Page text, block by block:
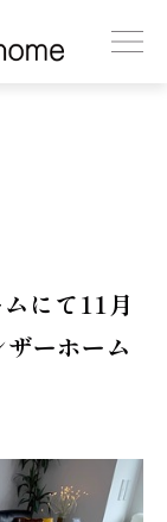
にて11月
ーホーム